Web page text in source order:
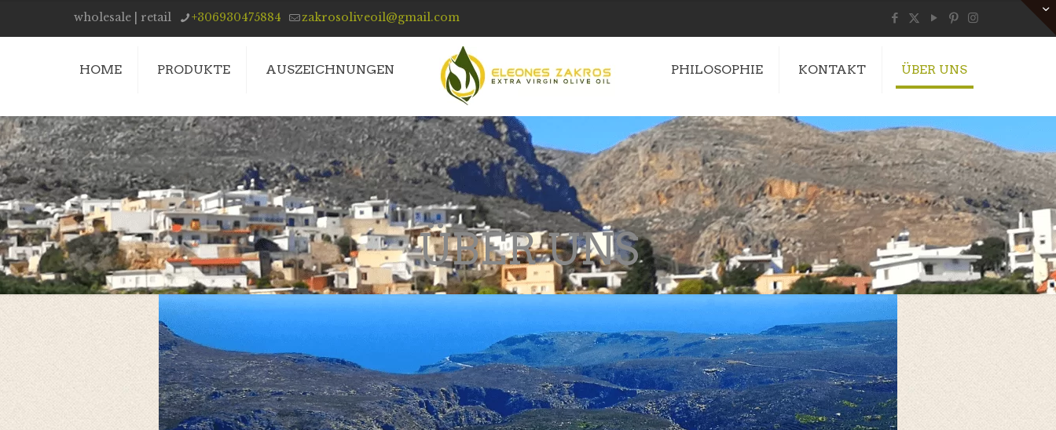
wholesale | retail +306930475884 zakrosoliveoil@gmail.com
HOME PRODUKTE AUSZEICHNUNGEN PHILOSOPHIE KONTAKT ÜBER UNS
ÜBER UNS